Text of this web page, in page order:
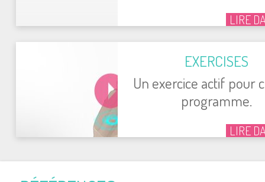
LIRE
EXER­CISES
Un exer­cice actif pour
pro­gramme.
LIRE